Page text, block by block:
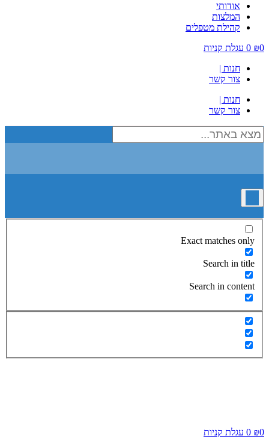
אודותי
המלצות
קהילת מטפלים
₪0
0 עגלת קניות
חנות |
צור קשר
חנות |
צור קשר
Exact matches only
Search in title
Search in content
₪0
0 עגלת קניות